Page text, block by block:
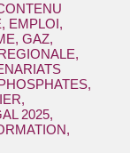
, EMPLOI,
, GAZ,
,
,
,
2025,
,